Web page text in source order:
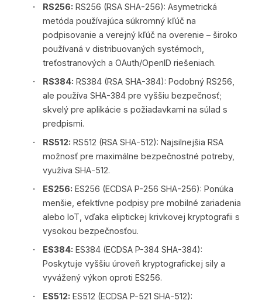
RS256: RS256 (RSA SHA-256): Asymetrická
metóda používajúca súkromný kľúč na
podpisovanie a verejný kľúč na overenie – široko
používaná v distribuovaných systémoch,
treťostranových a OAuth/OpenID riešeniach.
RS384: RS384 (RSA SHA-384): Podobný RS256,
ale používa SHA-384 pre vyššiu bezpečnosť;
skvelý pre aplikácie s požiadavkami na súlad s
predpismi.
RS512: RS512 (RSA SHA-512): Najsilnejšia RSA
možnosť pre maximálne bezpečnostné potreby,
využíva SHA-512.
ES256: ES256 (ECDSA P-256 SHA-256): Ponúka
menšie, efektívne podpisy pre mobilné zariadenia
alebo IoT, vďaka eliptickej krivkovej kryptografii s
vysokou bezpečnosťou.
ES384: ES384 (ECDSA P-384 SHA-384):
Poskytuje vyššiu úroveň kryptografickej sily a
vyvážený výkon oproti ES256.
ES512: ES512 (ECDSA P-521 SHA-512):